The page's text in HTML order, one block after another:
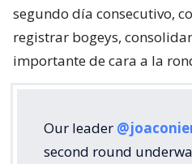
segundo día consecutivo,
registrar bogeys,
importante de cara a la
Our leader
second round